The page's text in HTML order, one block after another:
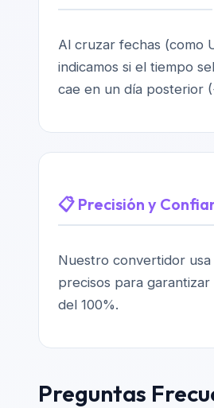
Al cruzar fechas (como
indicamos si el tiempo
cae en un día posterior
📋 Precisión y
Nuestro convertidor usa
precisos para
del 100%.
Preguntas